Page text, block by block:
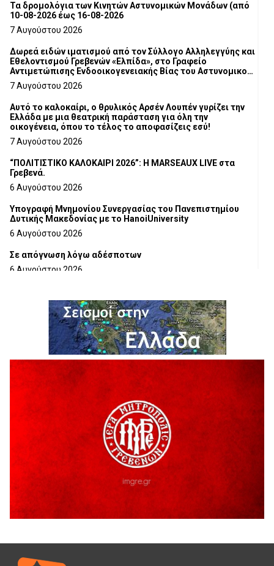
Τα δρομολόγια των Κινητών Αστυνομικών Μονάδων (από
10-08-2026 έως 16-08-2026
7 Αυγούστου 2026
Δωρεά ειδών ιματισμού από τον Σύλλογο Αλληλεγγύης και
Εθελοντισμού Γρεβενών «Ελπίδα», στο Γραφείο
Αντιμετώπισης Ενδοοικογενειακής Βίας του Αστυνομικού
Τμήματος Γρεβενών
7 Αυγούστου 2026
Αυτό το καλοκαίρι, ο θρυλικός Αρσέν Λουπέν γυρίζει την
Ελλάδα με μια θεατρική παράσταση για όλη την
οικογένεια, όπου το τέλος το αποφασίζεις εσύ!
7 Αυγούστου 2026
“ΠΟΛΙΤΙΣΤΙΚΟ ΚΑΛΟΚΑΙΡΙ 2026”: Η MARSEAUX LIVE στα
Γρεβενά.
6 Αυγούστου 2026
Υπογραφή Μνημονίου Συνεργασίας του Πανεπιστημίου
Δυτικής Μακεδονίας με το HanoiUniversity
6 Αυγούστου 2026
Σε απόγνωση λόγω αδέσποτων
6 Αυγούστου 2026
6 Αυγούστου 2026
Ολοκληρώνεται η ασφαλτόστρωση της οδού Περιβόλι –
6 Αυγούστου 2026
H παραδοχή λαθών είναι (και) δύναμη
5 Αυγούστου 2026
Ο ΑΝΔΡΕΑΣ ΑΣΛΑΝΙΔΗΣ ΣΥΝΕΧΙΖΕΙ ΣΤΟΝ ΠΡΩΤΕΑ
ΓΡΕΒΕΝΩΝ
5 Αυγούστου 2026
Ευχαριστήριο Εκπολιτιστικού Συλλόγου Ταξιάρχη προς κ.
Παρασχάκη Αθανάσιο
5 Αυγούστου 2026
Διακοπή υδροδότησης του Α΄ κλάδου ύδρευσης
5 Αυγούστου 2026